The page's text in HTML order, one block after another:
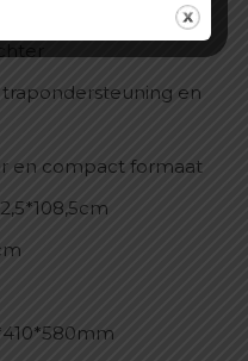
en
en compact formaat